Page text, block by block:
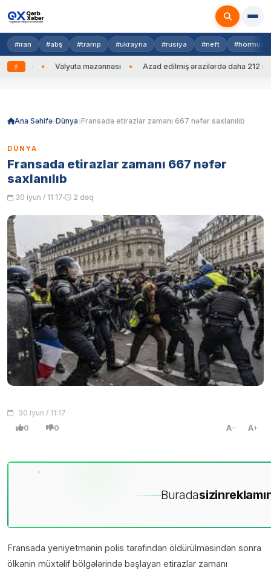
#iran #abş #tramp #ukrayna #rusiya #neft #hörmüz
Valyuta məzənnəsi Azad edilmiş ərazilərdə daha 212 mina,
Ana Səhifə Dünya Fransada etirazlar zamanı 667 nəfər saxlanılıb
DÜNYA
Fransada etirazlar zamanı 667 nəfər
saxlanılıb
30 iyun / 11:17 2 dəq
30 iyun / 11:17
0 0 A A
Buradasizin
Fransada yeniyetmənin polis tərəfindən öldürülməsindən sonra
ölkənin müxtəlif bölgələrində başlayan etirazlar zamanı